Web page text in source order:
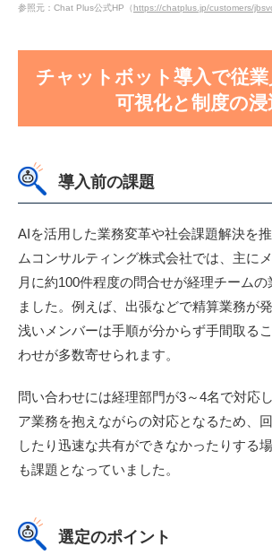
参照元：Chat Plus公式HP（https://chatplus.jp/customers/
チャットボット導入で従
可視化と制度の浸
導入前の課題
AIを活用した業務変革や社会課題解決を
ムコンサルティング株式会社では、主に
月に約100件程度の問合せが経理チーム
ました。例えば、出張などで精算業務が
浅いメンバーは手順が分からず手間取る
わせが多数寄せられます。
問い合わせには経理部門が3～4名で対応
ア業務を抱えながらの対応となるため、
したり迅速な共有ができなかったりする
も課題となっていました。
選定のポイント